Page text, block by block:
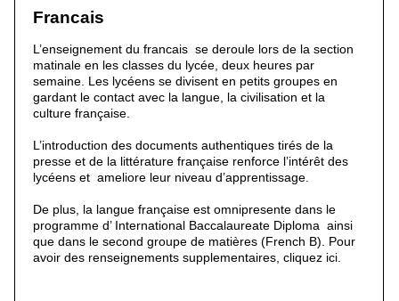
Francais
L’enseignement du francais se deroule lors de la section
matinale en les classes du lycée, deux heures par
semaine. Les lycéens se divisent en petits groupes en
gardant le contact avec la langue, la civilisation et la
culture française.
L’introduction des documents authentiques tirés de la
presse et de la littérature française renforce l’intérêt des
lycéens et ameliore leur niveau d’apprentissage.
De plus, la langue française est omnipresente dans le
programme d’ International Baccalaureate Diploma ainsi
que dans le second groupe de matières (French B). Pour
avoir des renseignements supplementaires, cliquez ici.